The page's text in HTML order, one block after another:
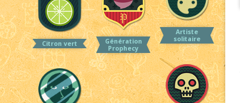
Citron vert
Génération
Prophecy
Artiste
solitaire